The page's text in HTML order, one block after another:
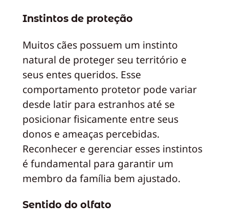
Instintos de proteção
Muitos cães possuem um instinto
natural de proteger seu território e
seus entes queridos. Esse
comportamento protetor pode variar
desde latir para estranhos até se
posicionar fisicamente entre seus
donos e ameaças percebidas.
Reconhecer e gerenciar esses instintos
é fundamental para garantir um
membro da família bem ajustado.
Sentido do olfato